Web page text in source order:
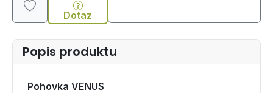
Dotaz
Popis produktu
Pohovka VENUS